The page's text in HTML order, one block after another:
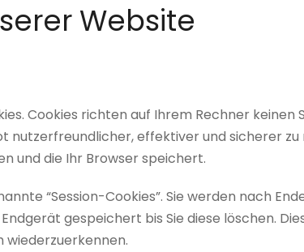
Website
Cookies richten auf Ihrem Rechner keinen
nutzerfreundlicher, effektiver und sicherer zu
und die Ihr Browser speichert.
“Session-Cookies”. Sie werden nach
gespeichert bis Sie diese löschen.
wiederzuerkennen.